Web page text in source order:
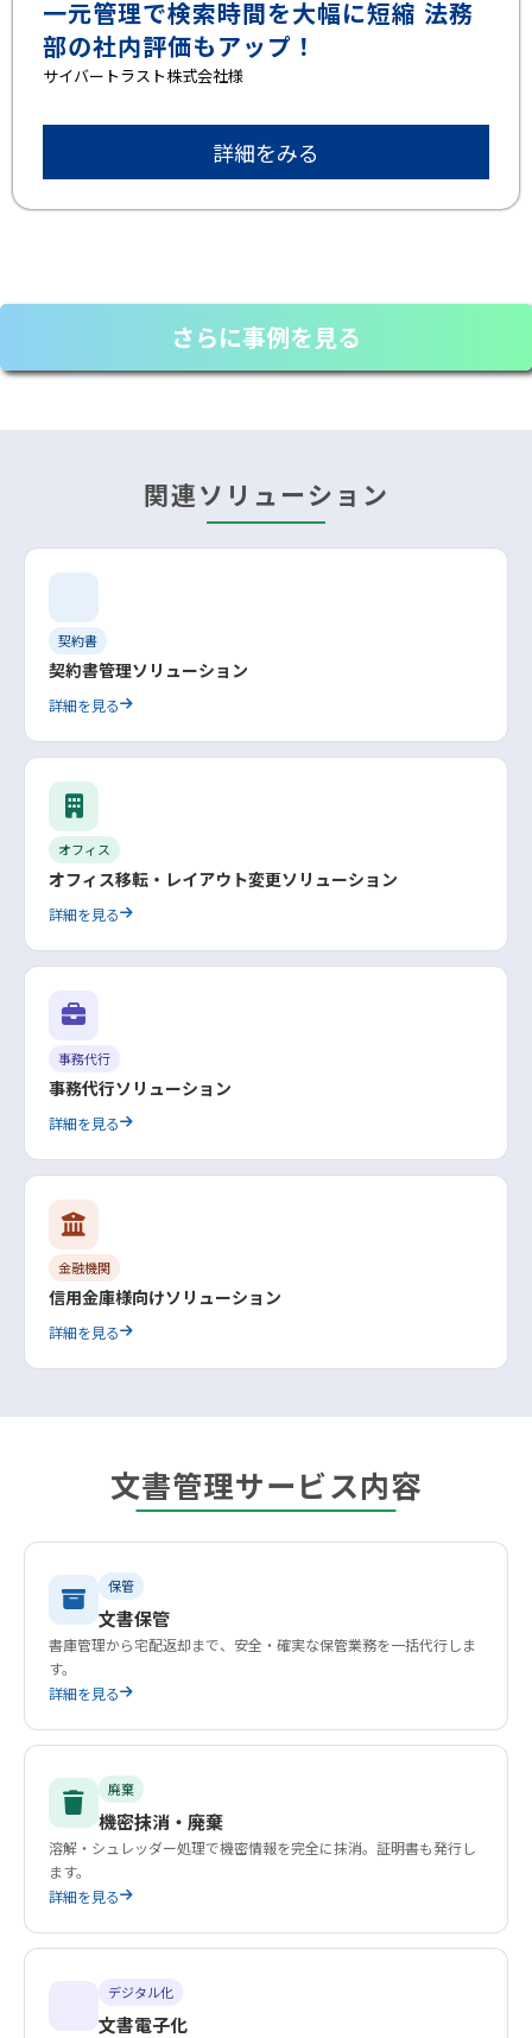
一元管理で検索時間を大幅に短縮 法務
部の社内評価もアップ！
サイバートラスト株式会社様
詳細をみる
さらに事例を見る
関連ソリューション
契約書
契約書管理ソリューション
詳細を見る
オフィス
オフィス移転・レイアウト変更ソリューション
詳細を見る
事務代行
事務代行ソリューション
詳細を見る
金融機関
信用金庫様向けソリューション
詳細を見る
文書管理サービス内容
保管
文書保管
書庫管理から宅配返却まで、安全・確実な保管業務を一括代行しま
す。
詳細を見る
廃棄
機密抹消・廃棄
溶解・シュレッダー処理で機密情報を完全に抹消。証明書も発行し
ます。
詳細を見る
デジタル化
文書電子化